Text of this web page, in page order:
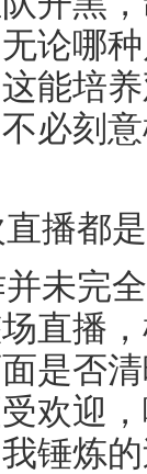
论哪
能培
必刻
播都
未完
直播
是否
欢迎
锤炼